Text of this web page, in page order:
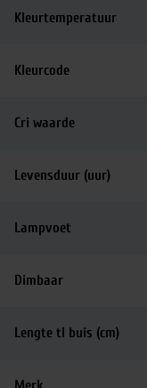
Kleurtemperatuur
Kleurcode
Cri waarde
Levensduur (uur)
Lampvoet
Dimbaar
Lengte tl buis (cm)